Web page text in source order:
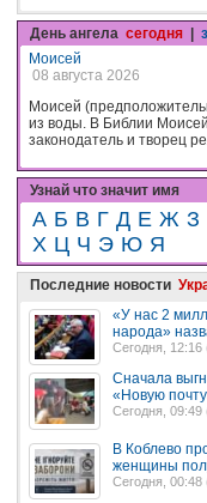
День ангела сегодня |
Моисей
08 августа 2026
Моисей
из воды. В Библии
законодатель и творец
Узнай что значит имя
А Б В Г Д Е Ж З
Х Ц Ч Э Ю Я
Последние новости
«У нас 2
народа»
Сегодня, 12:16
Сначала
«Новую
Сегодня, 09:49
В Коблево
женщины
Сегодня, 00:48